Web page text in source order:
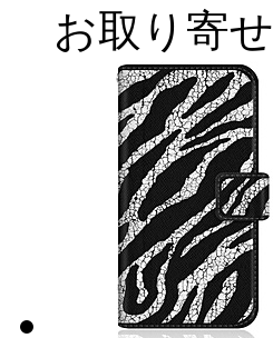
お取り寄せ